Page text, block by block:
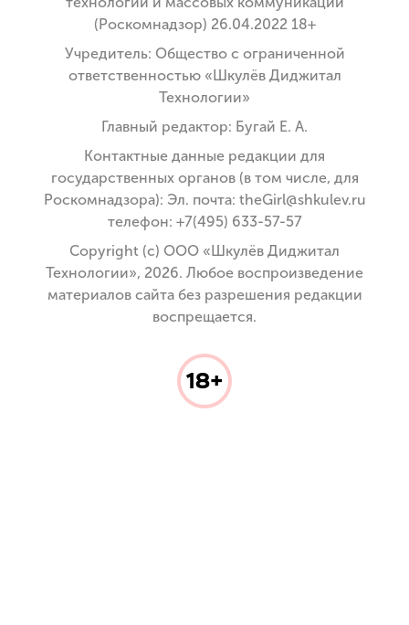
(Роскомнадзор) 26.04.2022 18+
Учредитель: Общество с ограниченной
ответственностью «Шкулёв Диджитал
Технологии»
Главный редактор: Бугай Е. А.
Контактные данные редакции для
государственных органов (в том числе, для
Роскомнадзора): Эл. почта: theGirl@shkulev.ru
телефон: +7(495) 633-57-57
Copyright (с) ООО «Шкулёв Диджитал
Технологии», 2026. Любое воспроизведение
материалов сайта без разрешения редакции
воспрещается.
18+